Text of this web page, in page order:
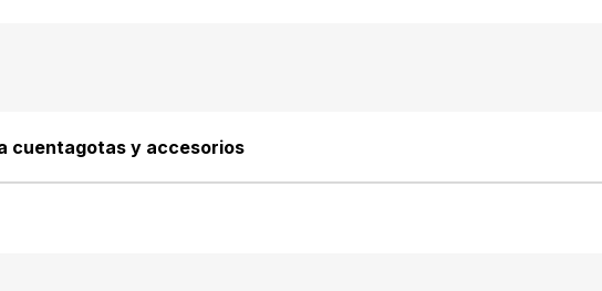
cuentagotas y accesorios